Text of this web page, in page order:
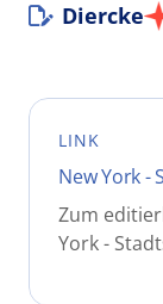
Diercke
LINK
New York -
Zum
York -